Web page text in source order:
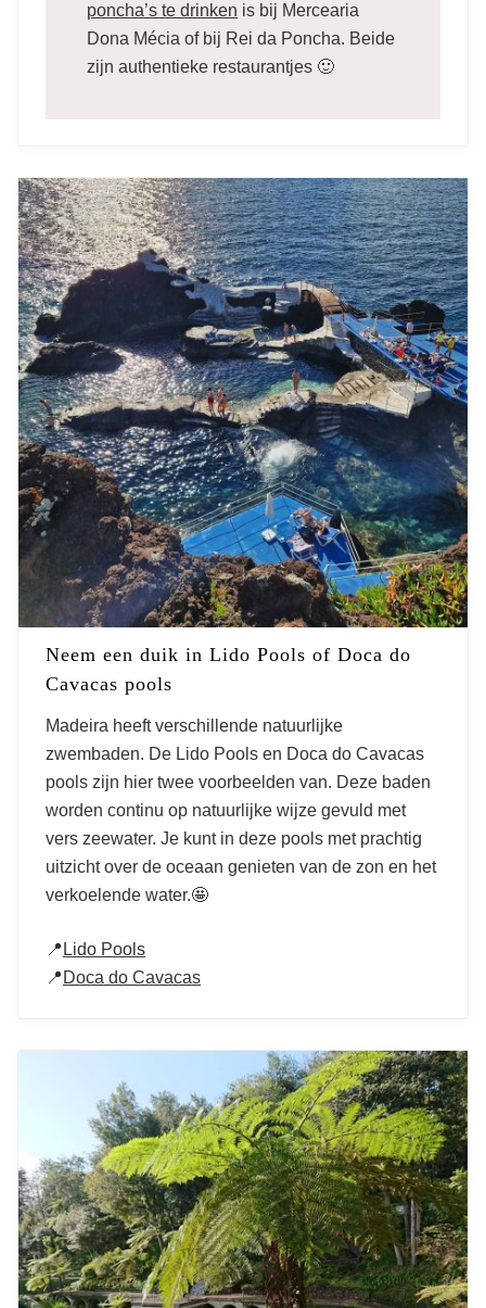
poncha’s te drinken is bij Mercearia
Dona Mécia of bij Rei da Poncha. Beide
zijn authentieke restaurantjes 🙂
Neem een duik in Lido Pools of Doca do
Cavacas pools
Madeira heeft verschillende natuurlijke
zwembaden. De Lido Pools en Doca do Cavacas
pools zijn hier twee voorbeelden van. Deze baden
worden continu op natuurlijke wijze gevuld met
vers zeewater. Je kunt in deze pools met prachtig
uitzicht over de oceaan genieten van de zon en het
verkoelende water.🤩
📍 Lido Pools
📍 Doca do Cavacas